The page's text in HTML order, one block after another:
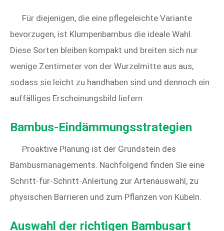
Für diejenigen, die eine pflegeleichte Variante
bevorzugen, ist Klumpenbambus die ideale Wahl.
Diese Sorten bleiben kompakt und breiten sich nur
wenige Zentimeter von der Wurzelmitte aus aus,
sodass sie leicht zu handhaben sind und dennoch ein
auffälliges Erscheinungsbild liefern.
Bambus-Eindämmungsstrategien
Proaktive Planung ist der Grundstein des
Bambusmanagements. Nachfolgend finden Sie eine
Schritt-für-Schritt-Anleitung zur Artenauswahl, zu
physischen Barrieren und zum Pflanzen von Kübeln.
Auswahl der richtigen Bambusart